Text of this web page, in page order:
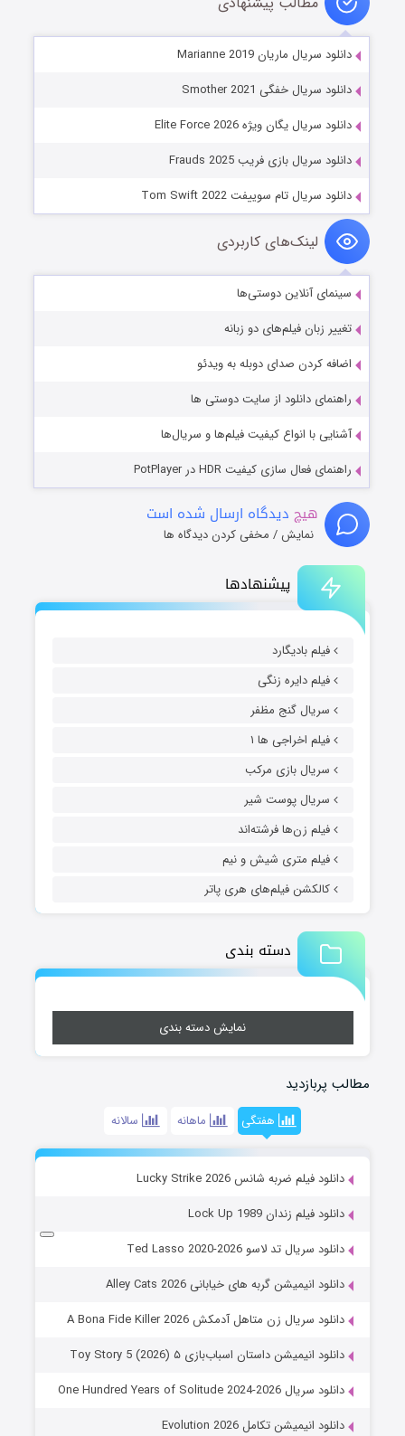
پیشنهادها
فیلم بادیگارد
فیلم دایره زنگی
سریال گنج مظفر
فیلم اخراجی ها ۱
سریال بازی مرکب
سریال پوست شیر
فیلم زن‌ها فرشته‌اند
فیلم متری شیش و نیم
کالکشن فیلم‌های هری پاتر
دسته بندی
نمایش دسته بندی
مطالب پربازدید
هفتگی ماهانه سالانه
دانلود فیلم ضربه شانس Lucky Strike 2026
دانلود فیلم زندان Lock Up 1989
دانلود سریال تد لاسو Ted Lasso 2020-2026
دانلود انیمیشن گربه های خیابانی Alley Cats 2026
دانلود سریال زن متاهل آدمکش A Bona Fide Killer 2026
دانلود انیمیشن داستان اسباب‌بازی ۵ Toy Story 5 (2026)
دانلود سریال One Hundred Years of Solitude 2024-2026
دانلود انیمیشن تکامل Evolution 2026
دانلود سریال ماریان Marianne 2019
دانلود سریال خفگی Smother 2021
دانلود سریال یگان ویژه Elite Force 2026
دانلود سریال بازی فریب Frauds 2025
دانلود سریال تام سوییفت Tom Swift 2022
لینک‌های کاربردی
سینمای آنلاین دوستی‌ها
تغییر زبان فیلم‌های دو زبانه
اضافه کردن صدای دوبله به ویدئو
راهنمای دانلود از سایت دوستی ها
آشنایی با انواع کیفیت فیلم‌ها و سریال‌ها
راهنمای فعال سازی کیفیت HDR در PotPlayer
هیچ دیدگاه ارسال شده است
نمایش / مخفی کردن دیدگاه ها